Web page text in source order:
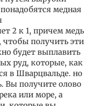
медная
2 к 1, причем медь
чтобы получить эти
будет выплавить
руд, которые, как
в Шварцвальде. но
Вы получите олово
или море, а